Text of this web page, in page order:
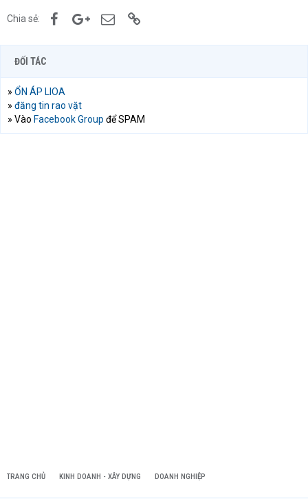
Chia sẻ: FacebookGoogle+Email
ĐỐI TÁC
» ỔN ÁP LIOA
» đăng tin rao vặt
» Vào Facebook Group để SPAM
TRANG CHỦ KINH DOANH - XÂY DỰNG DOANH NGHIỆP